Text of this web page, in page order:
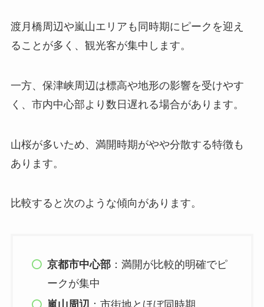
渡月橋周辺や嵐山エリアも同時期にピークを迎え
ることが多く、観光客が集中します。
一方、保津峡周辺は標高や地形の影響を受けやす
く、市内中心部より数日遅れる場合があります。
山桜が多いため、満開時期がやや分散する特徴も
あります。
比較すると次のような傾向があります。
京都市中心部 ：満開が比較的明確でピ
ークが集中
嵐山周辺 ：市街地とほぼ同時期